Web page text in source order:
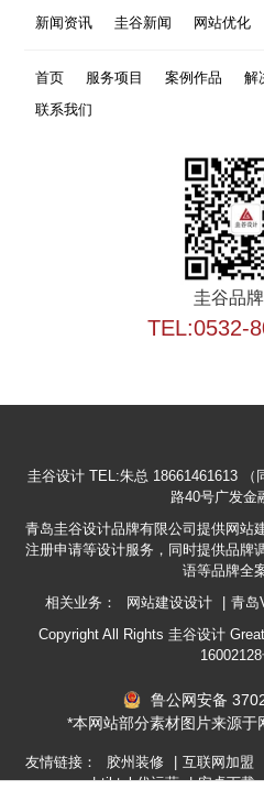
新闻资讯 圭谷新闻 网站优化
首页 服务项目 案例作品 解
联系我们
圭谷品
TEL:0532-
圭谷设计 TEL:朱总 18661461613 （
路40号广发金
青岛圭谷设计品牌有限公司提供网站
注册申请等设计服务，同时提供品牌
语等品牌全
相关业务：
网站建设设计 青岛
Copyright All Rights 圭谷设计
鲁公网安备
*本网站部分素材图片来源于
友情链接： 胶州装修 | 互联网加盟
| tiktok代运营 | 安卓下载